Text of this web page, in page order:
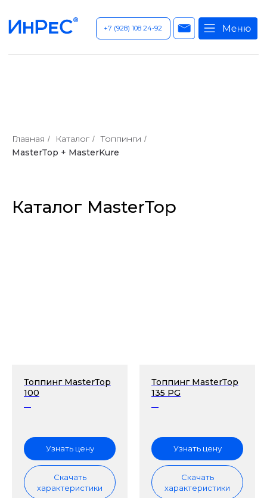
+7 (928) 108 24-92
Главная / Каталог / Топпинги /
MasterTop + MasterKure
Каталог MasterTop
Топпинг MasterTop
100
Узнать цену
Скачать
характеристики
Топпинг MasterTop
135 PG
Узнать цену
Скачать
характеристики